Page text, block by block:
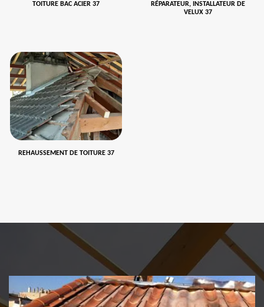
TOITURE BAC ACIER 37
RÉPARATEUR, INSTALLATEUR DE
VELUX 37
REHAUSSEMENT DE TOITURE 37